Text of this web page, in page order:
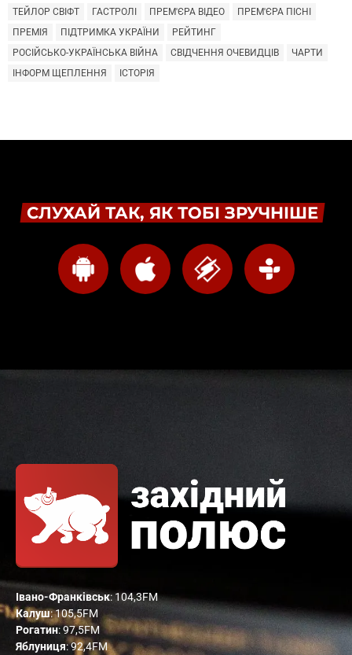
ТЕЙЛОР СВІФТ
ГАСТРОЛІ ПРЕМ'ЄРА ВІДЕО
ПРЕМ'ЄРА ПІСНІ
ПРЕМІЯ
ПІДТРИМКА УКРАЇНИ
РЕЙТИНГ
РОСІЙСЬКО-УКРАЇНСЬКА ВІЙНА
СВІДЧЕННЯ ОЧЕВИДЦІВ
ЧАРТИ
ІНФОРМ ЩЕПЛЕННЯ
ІСТОРІЯ
СЛУХАЙ ТАК, ЯК ТОБІ ЗРУЧНІШЕ
Івано-Франківськ: 104,3FM
Калуш: 105,5FM
Рогатин: 97,5FM
Яблуниця: 92,4FM